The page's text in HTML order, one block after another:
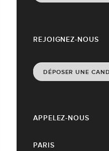
REJOIGNEZ-NOUS
DÉPOSER UNE
APPELEZ-NOUS
PARIS